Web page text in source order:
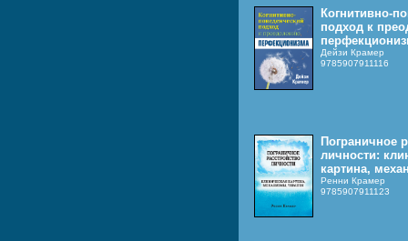
Когнитивно-
подход к
Дейзи Крaмер
9785907911116
Пограничное
личности:
картина,
Ренни Крaмер
9785907911123